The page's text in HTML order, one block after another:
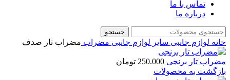
تماس با ما
درباره ما
جستجو
خانه لوازم جانبی سایر لوازم جانبی مضراب مضراب تار صدف
مضراب تار برنجی 250.000 تومان
بازگشت به محصولات